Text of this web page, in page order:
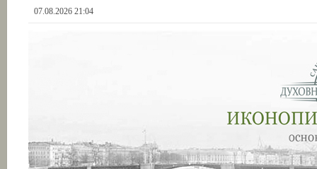
07.08.2026 21:04